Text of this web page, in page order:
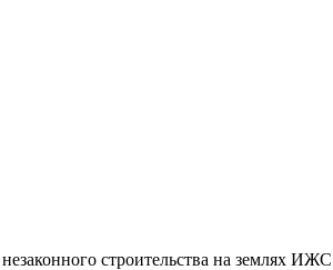
строительства на землях